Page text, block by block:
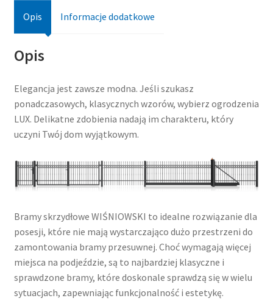
Opis Informacje dodatkowe
Opis
Elegancja jest zawsze modna. Jeśli szukasz
ponadczasowych, klasycznych wzorów, wybierz ogrodzenia
LUX. Delikatne zdobienia nadają im charakteru, który
uczyni Twój dom wyjątkowym.
Bramy skrzydłowe WIŚNIOWSKI to idealne rozwiązanie dla
posesji, które nie mają wystarczająco dużo przestrzeni do
zamontowania bramy przesuwnej. Choć wymagają więcej
miejsca na podjeździe, są to najbardziej klasyczne i
sprawdzone bramy, które doskonale sprawdzą się w wielu
sytuacjach, zapewniając funkcjonalność i estetykę.